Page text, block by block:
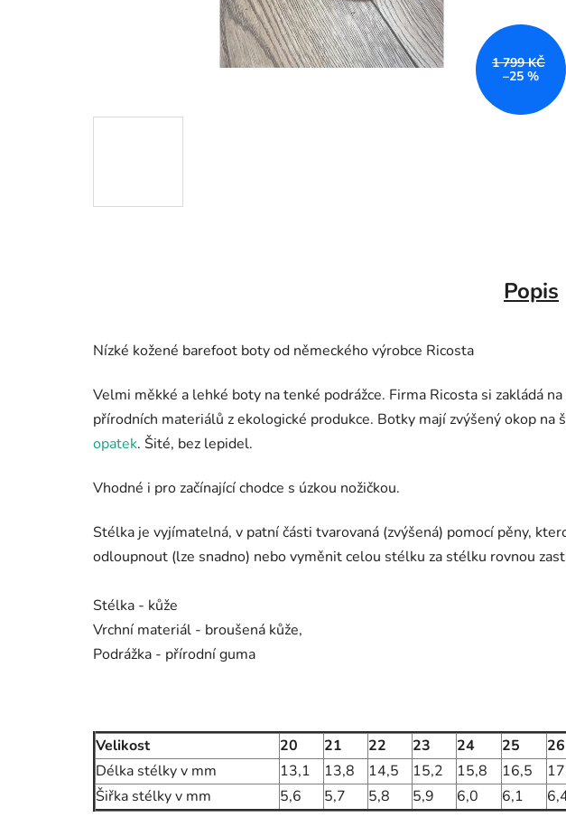
1 799 KČ
–25 %
Popis
Nízké kožené barefoot boty od německého výrobce Ricosta
Velmi měkké a lehké boty na tenké podrážce. Firma Ricosta si zakládá
přírodních materiálů z ekologické produkce. Botky mají zvýšený okop na
opatek. Šité, bez lepidel.
Vhodné i pro začínající chodce s úzkou nožičkou.
Stélka je vyjímatelná, v patní části tvarovaná (zvýšená) pomocí pěny,
odloupnout (lze snadno) nebo vyměnit celou stélku za stélku rovnou
Stélka - kůže
Vrchní materiál - broušená kůže,
Podrážka - přírodní guma
Velikost 20 21 22 23 24 25
26
Délka stélky v mm
13,1 13,8 14,5 15,2 15,8 16,5
Šiřka stélky v mm
5,6 5,7 5,8 5,9 6,0 6,1